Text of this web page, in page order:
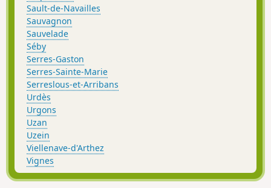
Sault-de-Navailles
Sauvagnon
Sauvelade
Séby
Serres-Gaston
Serres-Sainte-Marie
Serreslous-et-Arribans
Urdès
Urgons
Uzan
Uzein
Viellenave-d'Arthez
Vignes